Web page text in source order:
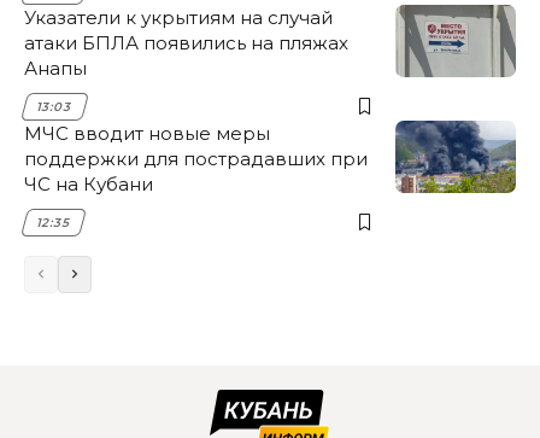
Указатели к укрытиям на случай
атаки БПЛА появились на пляжах
Анапы
13:03
МЧС вводит новые меры
поддержки для пострадавших при
ЧС на Кубани
12:35